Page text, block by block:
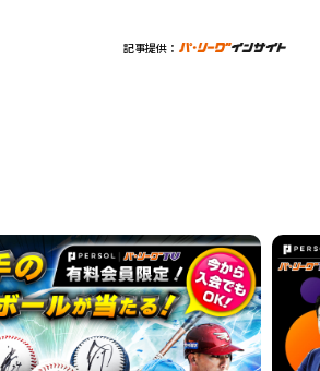
記事提供：